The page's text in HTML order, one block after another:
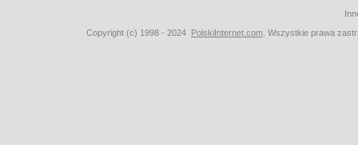
Copyright (c) 1998 - 2024 PolskiInternet.com . Wszystkie prawa